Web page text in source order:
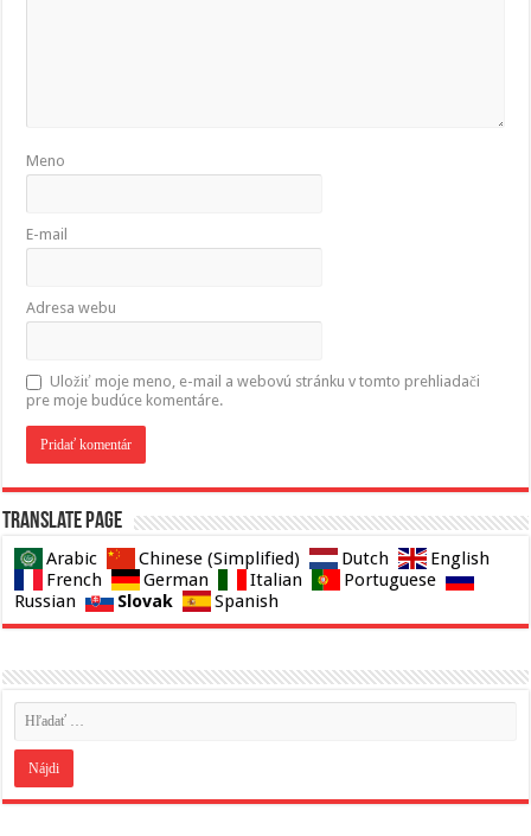
Meno
E-mail
Adresa webu
Uložiť moje meno, e-mail a webovú stránku v tomto prehliadači
pre moje budúce komentáre.
Translate page
Arabic Chinese (Simplified) Dutch
English
French
German Italian
Portuguese
Russian
Slovak Spanish